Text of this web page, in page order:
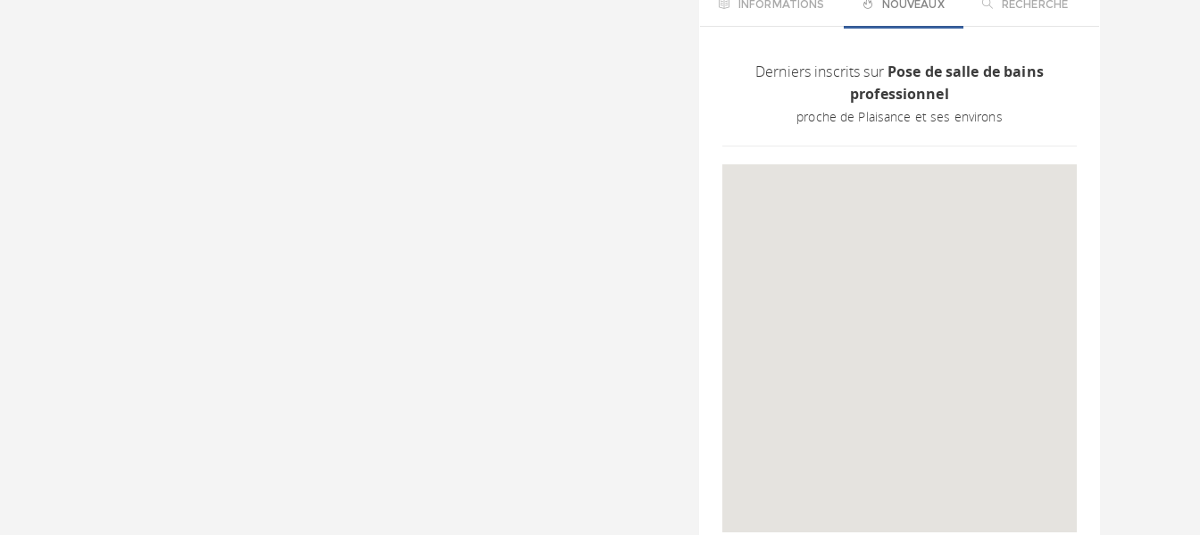
INFORMATIONS NOUVEAUX RECHERCHE
Derniers inscrits sur Pose de salle de bains
professionnel
proche de Plaisance et ses environs